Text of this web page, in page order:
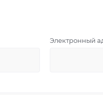
Электронный